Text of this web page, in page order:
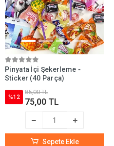
Pinyata İçi Şekerleme -
Sticker (40 Parça)
%12
85,00 TL
75,00 TL
Sepete Ekle